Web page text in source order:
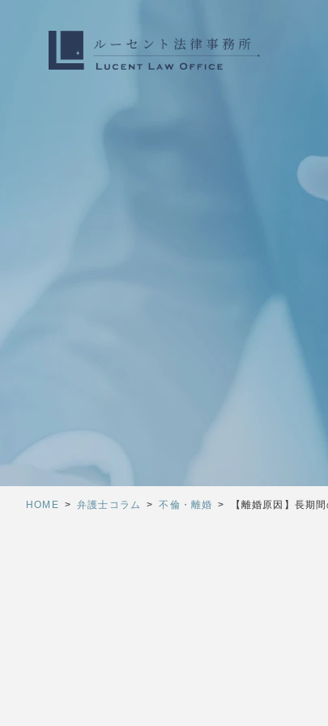
HOME > 弁護士コラム > 不倫・離婚 > 【離婚原因】長期